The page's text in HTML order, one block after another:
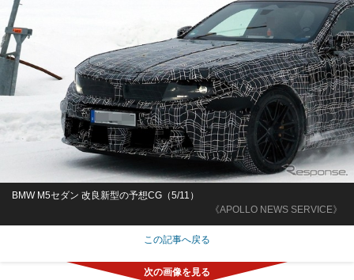
《APOLLO NEWS SERVICE》
BMW M5セダン 改良新型の予想CG（5/11）
この記事へ戻る